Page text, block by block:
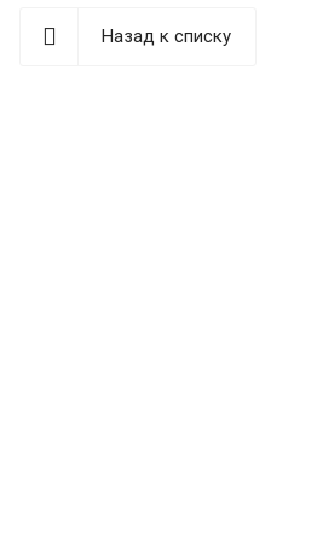
Назад к списку